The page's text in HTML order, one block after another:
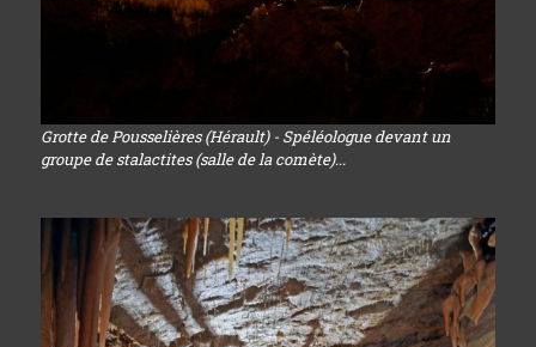
Grotte de Pousselières (Hérault) - Spéléologue devant un
groupe de stalactites (salle de la comète)...